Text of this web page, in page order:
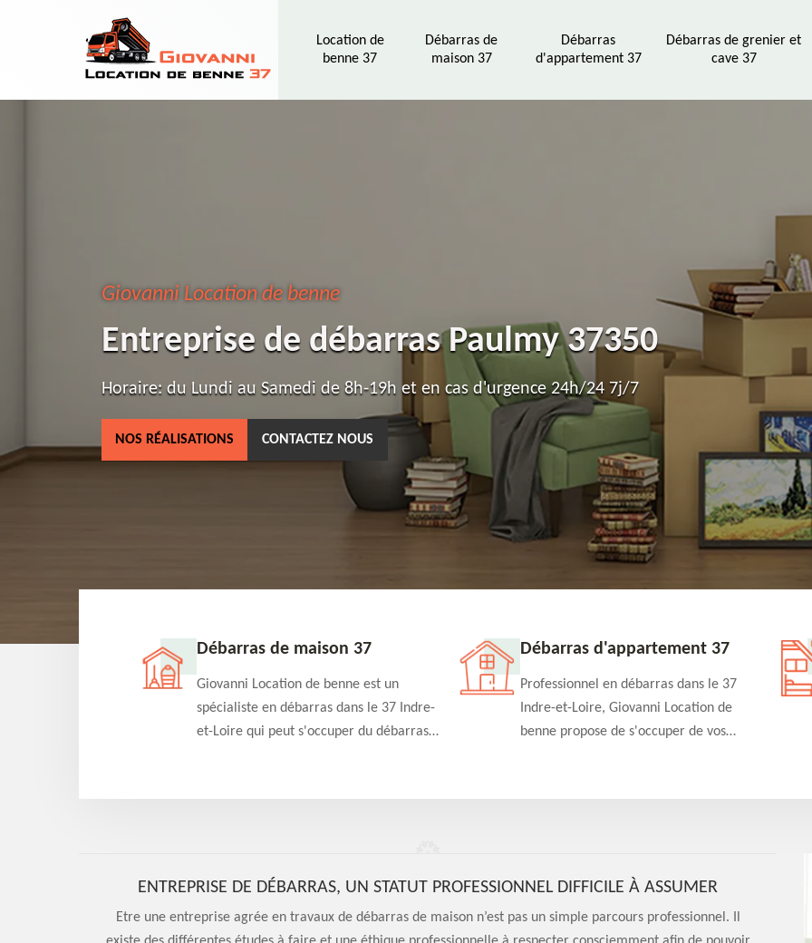
Location de
benne 37
Débarras de
maison 37
Débarras
d'appartement 37
Débarras de grenier et
cave 37
Giovanni Location de benne
Entreprise de débarras Paulmy 37350
Horaire: du Lundi au Samedi de 8h-19h et en cas d'urgence 24h/24 7j/7
NOS RÉALISATIONS CONTACTEZ NOUS
37 Débarras de maison 37
Giovanni Location de benne est un
spécialiste en débarras dans le 37 Indre-
et-Loire qui peut s'occuper du débarras
et efficace
Débarras d'appartement 37
Professionnel en débarras dans le 37
Indre-et-Loire, Giovanni Location de
benne propose de s'occuper de vos
qualité en toute circonstance
ENTREPRISE DE DÉBARRAS, UN STATUT PROFESSIONNEL DIFFICILE À ASSUMER
Etre une entreprise agrée en travaux de débarras de maison n’est pas un simple parcours professionnel. Il